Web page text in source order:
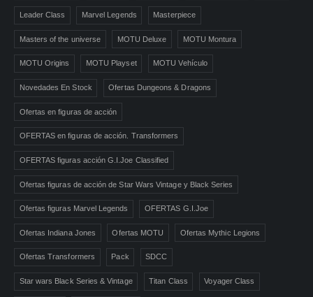
Leader Class Marvel Legends Masterpiece
Masters of the universe MOTU Deluxe MOTU Montura
MOTU Origins MOTU Playset MOTU Vehículo
Novedades En Stock Ofertas Dungeons & Dragons
Ofertas en figuras de acción
OFERTAS en figuras de acción. Transformers
OFERTAS figuras acción G.I.Joe Classified
Ofertas figuras de acción de Star Wars Vintage y Black Series
Ofertas figuras Marvel Legends OFERTAS G.I.Joe
Ofertas Indiana Jones Ofertas MOTU Ofertas Mythic Legions
Ofertas Transformers Pack SDCC
Star wars Black Series & Vintage Titan Class Voyager Class